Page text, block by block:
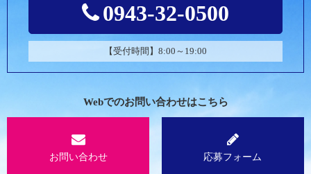
0943-32-0500
【受付時間】8:00～19:00
Webでのお問い合わせはこちら
お問い合わせ 応募フォーム